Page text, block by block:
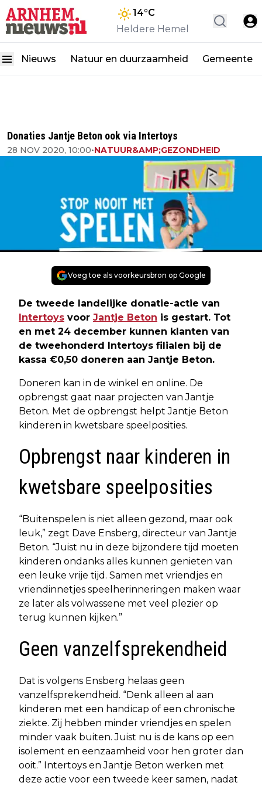
14°C
Heldere Hemel
Nieuws Natuur en duurzaamheid Gemeente
Donaties Jantje Beton ook via Intertoys
28 NOV 2020, 10:00•NATUUR&AMP;GEZONDHEID
Voeg toe als voorkeursbron op Google
De tweede landelijke donatie-actie van
Intertoys voor Jantje Beton is gestart. Tot
en met 24 december kunnen klanten van
de tweehonderd Intertoys filialen bij de
kassa €0,50 doneren aan Jantje Beton.
Doneren kan in de winkel en online. De
opbrengst gaat naar projecten van Jantje
Beton. Met de opbrengst helpt Jantje Beton
kinderen in kwetsbare speelposities.
Opbrengst naar kinderen in
kwetsbare speelposities
“Buitenspelen is niet alleen gezond, maar ook
leuk,” zegt Dave Ensberg, directeur van Jantje
Beton. “Juist nu in deze bijzondere tijd moeten
kinderen ondanks alles kunnen genieten van
een leuke vrije tijd. Samen met vriendjes en
vriendinnetjes speelherinneringen maken waar
ze later als volwassene met veel plezier op
terug kunnen kijken.”
Geen vanzelfsprekendheid
Dat is volgens Ensberg helaas geen
vanzelfsprekendheid. “Denk alleen al aan
kinderen met een handicap of een chronische
ziekte. Zij hebben minder vriendjes en spelen
minder vaak buiten. Juist nu is de kans op een
isolement en eenzaamheid voor hen groter dan
ooit.” Intertoys en Jantje Beton werken met
deze actie voor een tweede keer samen, nadat